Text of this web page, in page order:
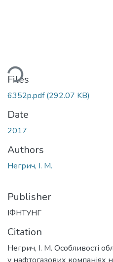
Files
6352p.pdf(292.07 KB)
Date
2017
Authors
Негрич, І. М.
Publisher
ІФНТУНГ
Citation
Негрич, І. М. Особливості